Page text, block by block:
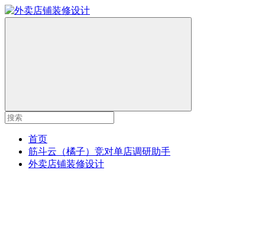
首页
筋斗云（橘子）竞对单店调研助手
外卖店铺装修设计